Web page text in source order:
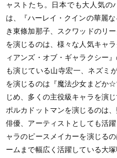
ャストたち。日本でも大人気の
は、『ハーレイ・クインの華麗な
き東條加那子、スクワッドのリ
を演じるのは、様々な人気キャ
ィアンズ・オブ・ギャラクシー
も演じている山寺宏一、ネズミ
を演じるのは『魔法少女まどか
じめ、多くの主役級キャラを演
ポルカドットマンを演じるのは
俳優、アーティストとしても活
ャラのピースメイカーを演じる
ームまで幅広く活躍している大